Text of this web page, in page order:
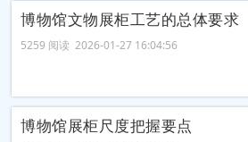
博物馆文物展柜工艺的总体要求
5259 阅读 2026-01-27 16:04:56
博物馆展柜尺度把握要点